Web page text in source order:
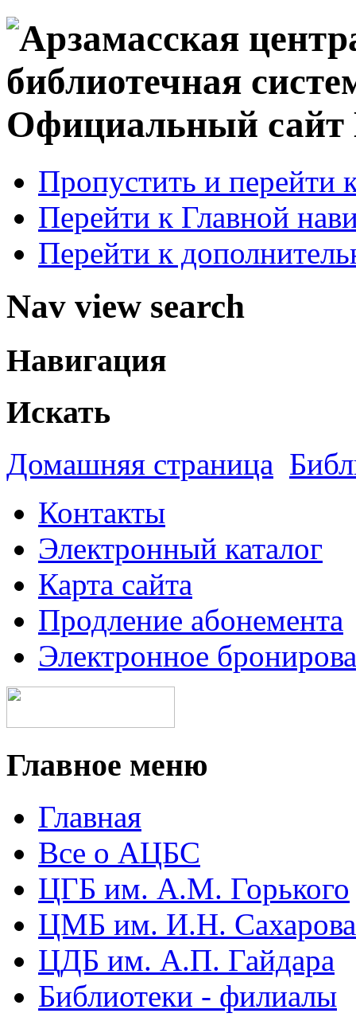
Официальный
Пропустить и перейти
Перейти к Главной
Перейти к
Nav view search
Навигация
Искать
Домашняя страница
Контакты
Электронный каталог
Карта сайта
Продление абонемента
Электронное
Главное меню
Главная
Все о АЦБС
ЦГБ им. А.М. Горького
ЦМБ им. И.Н. Сахарова
ЦДБ им. А.П. Гайдара
Библиотеки - филиалы